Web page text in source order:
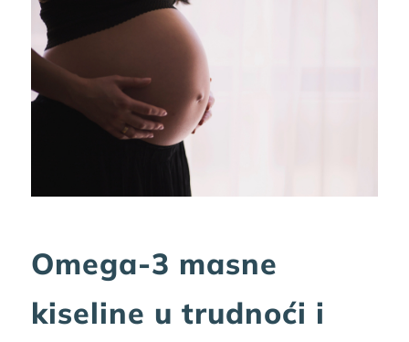
Omega-3 masne
kiseline u trudnoći i